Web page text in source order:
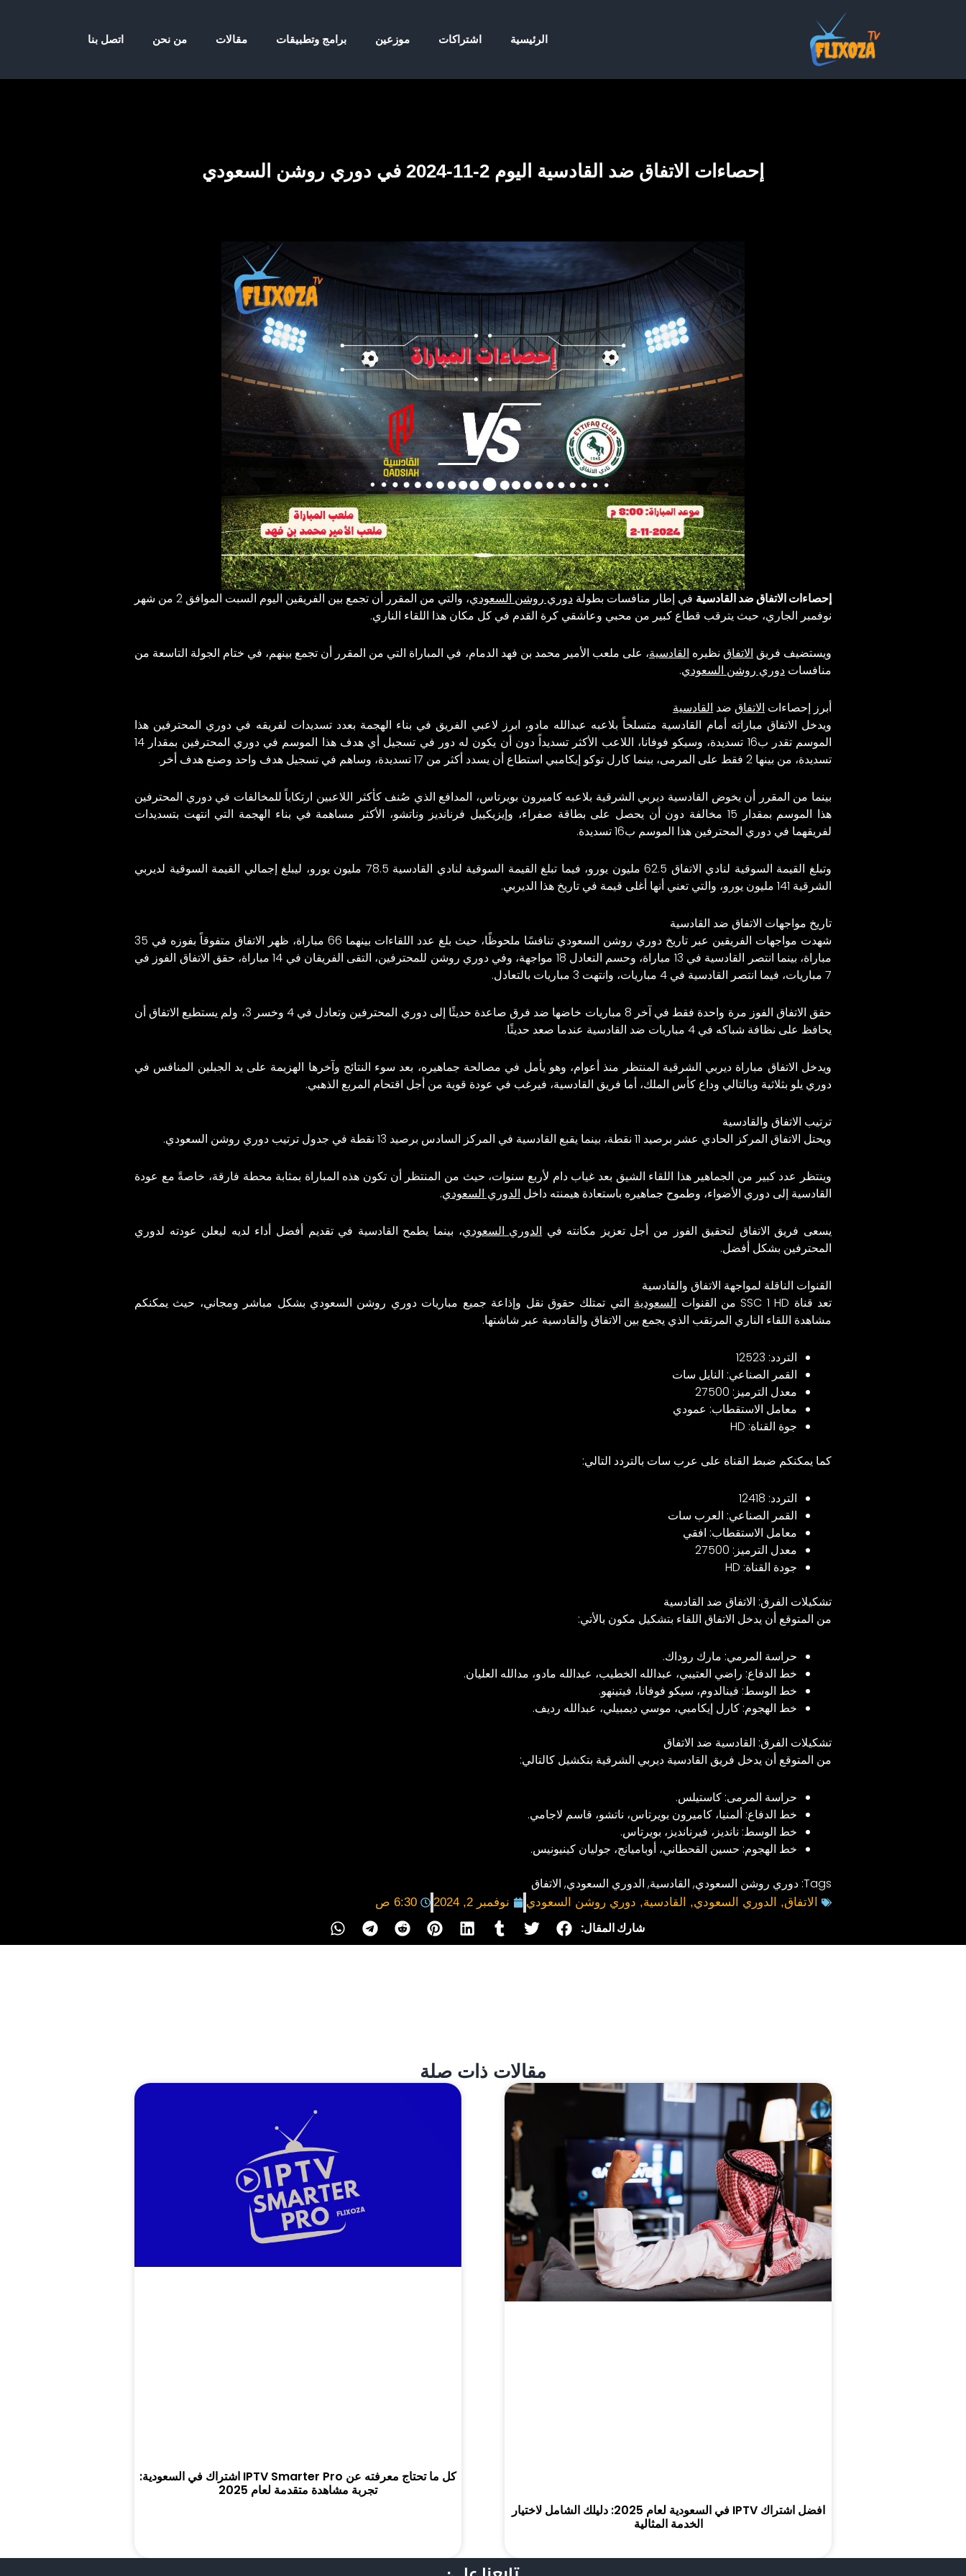
الرئيسية اشتراكات موزعين برامج وتطبيقات مقالات من نحن اتصل بنا
إحصاءات الاتفاق ضد القادسية اليوم 2-11-2024 في دوري روشن السعودي
إحصاءات الاتفاق ضد القادسية في إطار منافسات بطولة دوري روشن السعودي
، والتي من المقرر أن تجمع بين الفريقين اليوم السبت الموافق 2 من شهر
نوفمبر الجاري، حيث يترقب قطاع كبير من محبي وعاشقي كرة القدم في كل مكان هذا اللقاء الناري.
ويستضيف فريق الاتفاق نظيره القادسية، على ملعب الأمير محمد بن فهد الدمام، في المباراة التي من المقرر أن تجمع بينهم، في ختام الجولة التاسعة من
منافسات دوري روشن السعودي.
أبرز إحصاءات الاتفاق ضد القادسية
ويدخل الاتفاق مباراته أمام القادسية متسلحاً بلاعبه عبدالله مادو، ابرز لاعبي الفريق في بناء الهجمة بعدد تسديدات لفريقه في دوري المحترفين هذا
الموسم تقدر ب16 تسديدة، وسيكو فوفانا، اللاعب الأكثر تسديداً دون أن يكون له دور في تسجيل أي هدف هذا الموسم في دوري المحترفين بمقدار 14
تسديدة، من بينها 2 فقط على المرمى، بينما كارل توكو إيكامبي استطاع أن يسدد أكثر من 17 تسديدة، وساهم في تسجيل هدف واحد وصنع هدف أخر.
بينما من المقرر أن يخوض القادسية ديربي الشرقية بلاعبه كاميرون بويرتاس، المدافع الذي صُنف كأكثر اللاعبين ارتكاباً للمخالفات في دوري المحترفين
هذا الموسم بمقدار 15 مخالفة دون أن يحصل على بطاقة صفراء، وإيزيكييل فرنانديز وناتشو، الأكثر مساهمة في بناء الهجمة التي انتهت بتسديدات
لفريقهما في دوري المحترفين هذا الموسم ب16 تسديدة.
وتبلغ القيمة السوقية لنادي الاتفاق 62.5 مليون يورو، فيما تبلغ القيمة السوقية لنادي القادسية 78.5 مليون يورو، ليبلغ إجمالي القيمة السوقية لديربي
الشرقية 141 مليون يورو، والتي تعني أنها أغلى قيمة في تاريخ هذا الديربي.
تاريخ مواجهات الاتفاق ضد القادسية
شهدت مواجهات الفريقين عبر تاريخ دوري روشن السعودي تنافسًا ملحوظًا، حيث بلغ عدد اللقاءات بينهما 66 مباراة، ظهر الاتفاق متفوقاً بفوزه في 35
مباراة، بينما انتصر القادسية في 13 مباراة، وحسم التعادل 18 مواجهة، وفي دوري روشن للمحترفين، التقى الفريقان في 14 مباراة، حقق الاتفاق الفوز في
7 مباريات، فيما انتصر القادسية في 4 مباريات، وانتهت 3 مباريات بالتعادل.
حقق الاتفاق الفوز مرة واحدة فقط في آخر 8 مباريات خاضها ضد فرق صاعدة حديثًا إلى دوري المحترفين وتعادل في 4 وخسر 3، ولم يستطيع الاتفاق أن
يحافظ على نظافة شباكه في 4 مباريات ضد القادسية عندما صعد حديثًا.
ويدخل الاتفاق مباراة ديربي الشرقية المنتظر منذ أعوام، وهو يأمل في مصالحة جماهيره، بعد سوء النتائج وآخرها الهزيمة على يد الجبلين المنافس في
دوري يلو بثلاثية وبالتالي وداع كأس الملك، أما فريق القادسية، فيرغب في عودة قوية من أجل اقتحام المربع الذهبي.
ترتيب الاتفاق والقادسية
ويحتل الاتفاق المركز الحادي عشر برصيد 11 نقطة، بينما يقبع القادسية في المركز السادس برصيد 13 نقطة في جدول ترتيب دوري روشن السعودي.
وينتظر عدد كبير من الجماهير هذا اللقاء الشيق بعد غياب دام لأربع سنوات، حيث من المنتظر أن تكون هذه المباراة بمثابة محطة فارقة، خاصةً مع عودة
القادسية إلى دوري الأضواء، وطموح جماهيره باستعادة هيمنته داخل الدوري السعودي.
يسعى فريق الاتفاق لتحقيق الفوز من أجل تعزيز مكانته في الدوري السعودي، بينما يطمح القادسية في تقديم أفضل أداء لديه ليعلن عودته لدوري
المحترفين بشكل أفضل.
القنوات الناقلة لمواجهة الاتفاق والقادسية
تعد قناة SSC 1 HD من القنوات
السعودية التي تمتلك حقوق نقل وإذاعة جميع مباريات دوري روشن السعودي بشكل مباشر ومجاني، حيث يمكنكم
مشاهدة اللقاء الناري المرتقب الذي يجمع بين الاتفاق والقادسية عبر شاشتها.
التردد: 12523
القمر الصناعي: النايل سات
معدل الترميز: 27500
معامل الاستقطاب: عمودي
جوة القناة: HD
كما يمكنكم ضبط القناة على عرب سات بالتردد التالي:
التردد: 12418
القمر الصناعي: العرب سات
معامل الاستقطاب: افقي
معدل الترميز: 27500
جودة القناة: HD
تشكيلات الفرق: الاتفاق ضد القادسية
من المتوقع أن يدخل الاتفاق اللقاء بتشكيل مكون بالأتي:
حراسة المرمي: مارك روداك.
خط الدفاع: راضي العتيبي، عبدالله الخطيب، عبدالله مادو، مدالله العليان.
خط الوسط: فينالدوم، سيكو فوفانا، فيتينهو.
خط الهجوم: كارل إيكامبي، موسي ديمبيلي، عبدالله رديف.
تشكيلات الفرق: القادسية ضد الاتفاق
من المتوقع أن يدخل فريق القادسية ديربي الشرقية بتكشيل كالتالي:
حراسة المرمى: كاستيلس.
خط الدفاع: ألمنيا، كاميرون بويرتاس، ناتشو، قاسم لاجامي.
خط الوسط: نانديز، فيرنانديز، بويرتاس.
خط الهجوم: حسين القحطاني، أوباميانج، جوليان كينيونيس.
Tags: دوري روشن السعودي, القادسية, الدوري السعودي, الاتفاق
الاتفاق, الدوري السعودي, القادسية, دوري روشن السعودي نوفمبر 2, 2024 6:30 ص
شارك المقال:
مقالات ذات صلة
افضل اشتراك IPTV في السعودية لعام 2025: دليلك الشامل لاختيار
الخدمة المثالية
كل ما تحتاج معرفته عن IPTV Smarter Pro اشتراك في السعودية:
تجربة مشاهدة متقدمة لعام 2025